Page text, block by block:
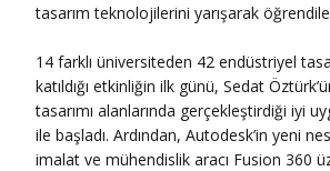
tasarım teknolojilerini yarışarak
14 farklı üniversiteden 42 endüstriyel
katıldığı etkinliğin ilk günü, Sedat
tasarımı alanlarında gerçekleştirdiği iyi
ile başladı. Ardından, Autodesk’in yeni
imalat ve mühendislik aracı Fusion 360